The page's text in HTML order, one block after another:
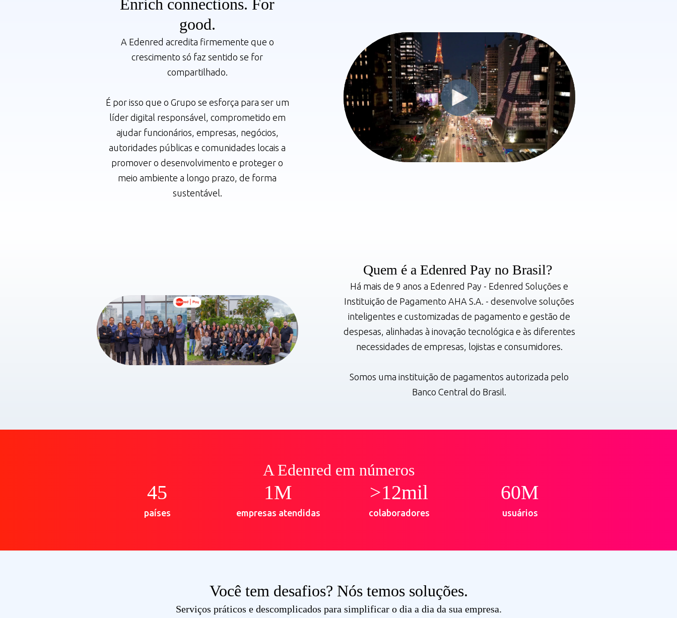
Enrich connections. For
good.
A Edenred acredita firmemente que o
crescimento só faz sentido se for
compartilhado.
É por isso que o Grupo se esforça para ser um
líder digital responsável, comprometido em
ajudar funcionários, empresas, negócios,
autoridades públicas e comunidades locais a
promover o desenvolvimento e proteger o
meio ambiente a longo prazo, de forma
sustentável.
Quem é a Edenred Pay no Brasil? ​
Há mais de 9 anos a Edenred Pay - Edenred Soluções e
Instituição de Pagamento AHA S.A. - desenvolve soluções
inteligentes e customizadas de pagamento e gestão de
despesas, alinhadas à inovação tecnológica e às diferentes
necessidades de empresas, lojistas e consumidores.
Somos uma instituição de pagamentos autorizada pelo
Banco Central do Brasil.
A Edenred em números
45
países
1M
empresas atendidas
>12mil
colaboradores
60M
usuários
Você tem desafios? Nós temos soluções.
Serviços práticos e descomplicados para simplificar o dia a dia da sua empresa.​